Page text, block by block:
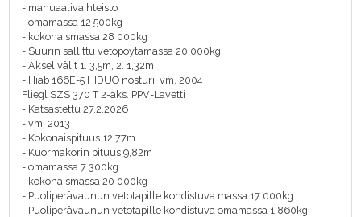
- manuaalivaihteisto
- omamassa 12 500kg
- kokonaismassa 28 000kg
- Suurin sallittu vetopöytämassa 20 000kg
- Akselivälit 1. 3,5m, 2. 1,32m
- Hiab 166E-5 HIDUO nosturi, vm. 2004
Fliegl SZS 370 T 2-aks. PPV-Lavetti
- Katsastettu 27.2.2026
- vm. 2013
- Kokonaispituus 12,77m
- Kuormakorin pituus 9,82m
- omamassa 7 300kg
- kokonaismassa 20 000kg
- Puoliperävaunun vetotapille kohdistuva massa 17 000kg
- Puoliperävaunun vetotapille kohdistuva omamassa 1 860kg